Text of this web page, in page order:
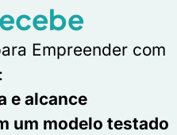
Empreender com
e alcance
um modelo testado